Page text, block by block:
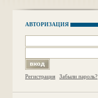
АВТОРИЗАЦИЯ
Регистрация Забыли пароль?